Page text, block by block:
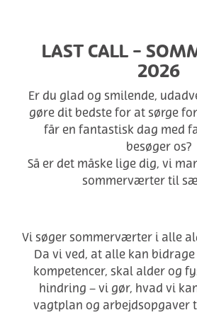
LAST CALL -
2026
Er du glad og smilende,
gøre dit bedste for at sørge
får en fantastisk dag med
besøger os?
Så er det måske lige dig, vi
sommerværter til
Vi søger sommerværter i alle
Da vi ved, at alle kan
kompetencer, skal alder og
hindring – vi gør, hvad vi
vagtplan og arbejdsopgaver